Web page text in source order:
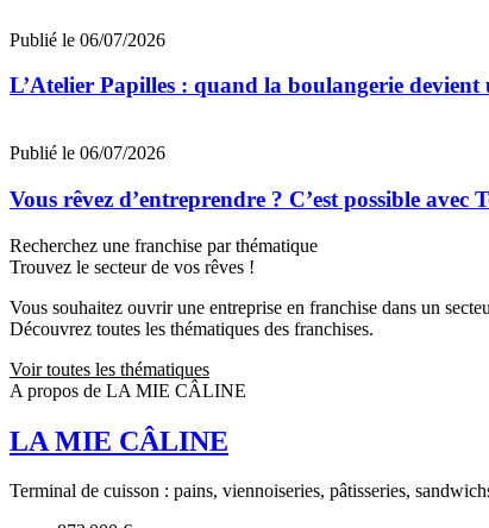
Publié le 06/07/2026
L’Atelier Papilles : quand la boulangerie
Publié le 06/07/2026
Vous rêvez d’entreprendre ? C’est possible avec
Recherchez une franchise par thématique
Trouvez le secteur de vos rêves !
Vous souhaitez ouvrir une entreprise en franchise dans un
Découvrez toutes les thématiques des franchises.
Voir toutes les thématiques
A propos de LA MIE CÂLINE
LA MIE CÂLINE
Terminal de cuisson : pains, viennoiseries, pâtisseries,